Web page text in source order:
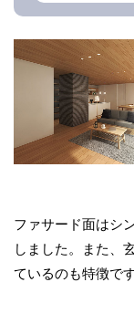
ファサード面はシ
しました。また、
ているのも特徴です